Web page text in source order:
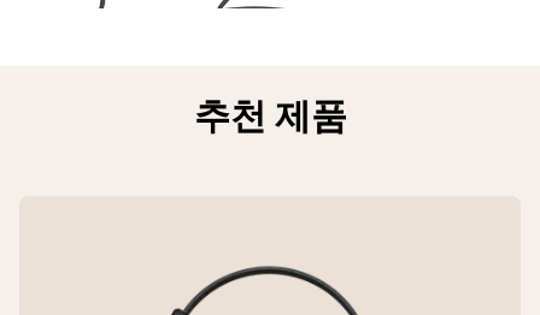
MEMS(모노)
-38dBv/Pa(아날로그 마이
아날로그 20Hz~10,000Hz | 디지털
100Hz~6,300Hz
최대 8개의 Bluetooth 장치
193mm x 65mm x 175mm x | 7.6in x
헤드셋 무게 - 스테레오
148.9g | 5.25oz
추천 제품